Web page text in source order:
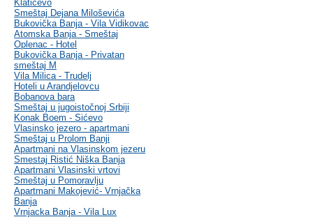
Klatičevo
Smeštaj Dejana Miloševića
Bukovička Banja - Vila Vidikovac
Atomska Banja - Smeštaj
Oplenac - Hotel
Bukovička Banja - Privatan
smeštaj M
Vila Milica - Trudelj
Hoteli u Arandjelovcu
Bobanova bara
Smeštaj u jugoistočnoj Srbiji
Konak Boem - Sićevo
Vlasinsko jezero - apartmani
Smeštaj u Prolom Banji
Apartmani na Vlasinskom jezeru
Smestaj Ristić Niška Banja
Apartmani Vlasinski vrtovi
Smeštaj u Pomoravlju
Apartmani Makojević- Vrnjačka
Banja
Vrnjacka Banja - Vila Lux